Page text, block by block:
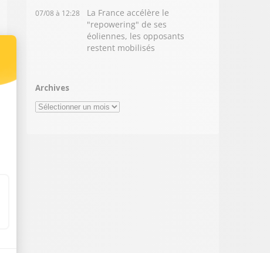
07/08 à 12:28
La France accélère le
"repowering" de ses
éoliennes, les opposants
restent mobilisés
Archives
Archives